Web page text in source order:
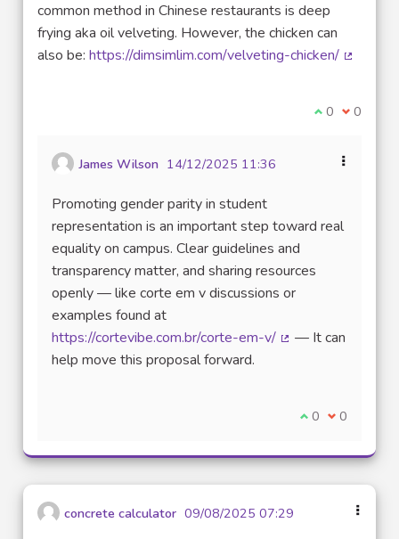
common method in Chinese restaurants is deep
frying aka oil velveting. However, the chicken can
also be: https://dimsimlim.com/velveting-chicken/
Je suis
0 Je ne
0
James Wilson 14/12/2025 11:36
Promoting gender parity in student
representation is an important step toward real
equality on campus. Clear guidelines and
transparency matter, and sharing resources
openly — like corte em v discussions or
examples found at
https://cortevibe.com.br/corte-em-v/
— It can
help move this proposal forward.
Je suis d'accord
0 Je ne suis
0
concrete calculator 09/08/2025 07:29